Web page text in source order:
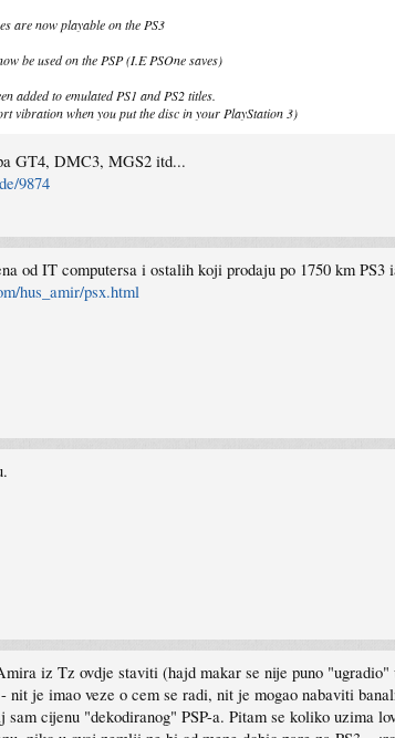
are now playable on the PS3
be used on the PSP (I.E PSOne saves)
added to emulated PS1 and PS2 titles.
vibration when you put the disc in your PlayStation 3)
GT4, DMC3, MGS2 itd...
9874
od IT computersa i ostalih koji prodaju po 1750 km PS3
hus_amir/psx.html
iz Tz ovdje staviti (hajd makar se nije puno
nit je imao veze o cem se radi, nit je mogao nabaviti
cijenu "dekodiranog" PSP-a. Pitam se koliko uzima